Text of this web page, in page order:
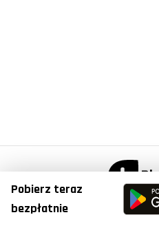
Pobierz teraz
bezpłatnie© Copyright 2023,